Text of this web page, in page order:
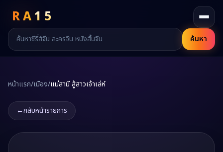
RA15
ค้นหา
หน้าแรก/เมือง/แม่สามี สู้สาวเจ้าเล่ห์
←กลับหน้ารายการ